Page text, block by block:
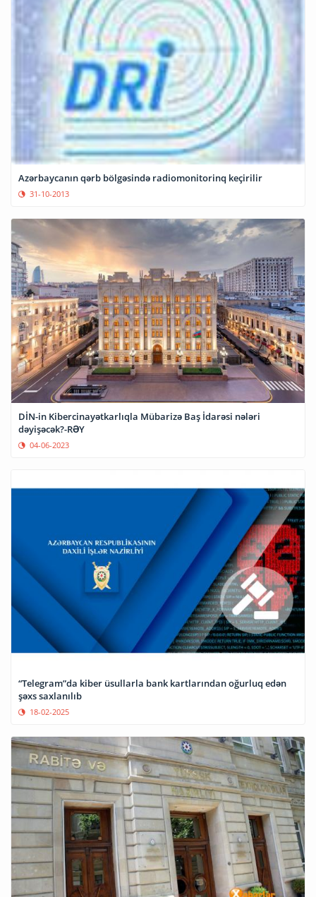
Azərbaycanın qərb bölgəsində radiomonitorinq keçirilir
31-10-2013
DİN-in Kibercinayətkarlıqla Mübarizə Baş İdarəsi nələri
dəyişəcək?-RƏY
04-06-2023
“Telegram”da kiber üsullarla bank kartlarından oğurluq edən
şəxs saxlanılıb
18-02-2025